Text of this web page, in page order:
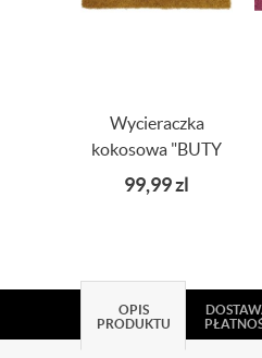
Wycieraczka
kokosowa "BUTY
+ IMIĘ"
99,99zl
OPIS
PRODUKTU